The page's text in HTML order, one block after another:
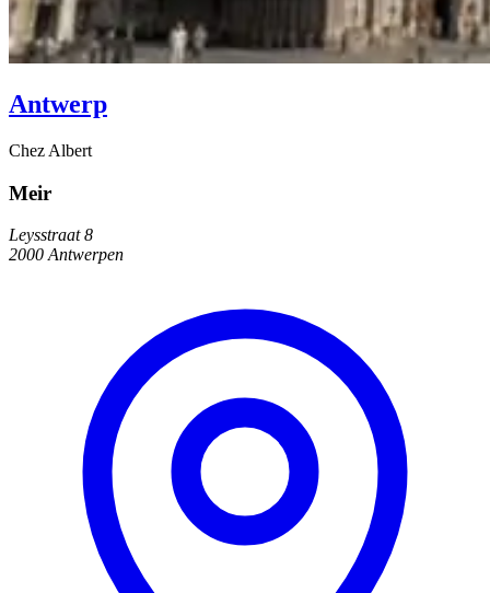
Antwerp
Chez Albert
Meir
Leysstraat 8
2000 Antwerpen